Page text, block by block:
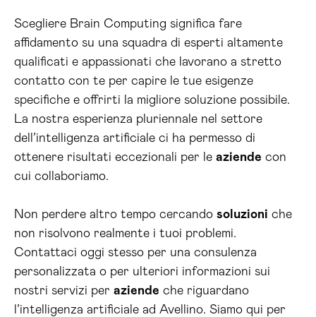
Scegliere Brain Computing significa fare
affidamento su una squadra di esperti altamente
qualificati e appassionati che lavorano a stretto
contatto con te per capire le tue esigenze
specifiche e offrirti la migliore soluzione possibile.
La nostra esperienza pluriennale nel settore
dell’intelligenza artificiale ci ha permesso di
ottenere risultati eccezionali per le aziende con
cui collaboriamo.
Non perdere altro tempo cercando soluzioni che
non risolvono realmente i tuoi problemi.
Contattaci oggi stesso per una consulenza
personalizzata o per ulteriori informazioni sui
nostri servizi per aziende che riguardano
l’intelligenza artificiale ad Avellino. Siamo qui per